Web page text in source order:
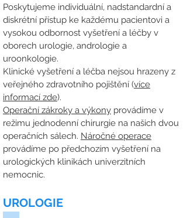
Poskytujeme individuální, nadstandardní a
diskrétní přístup ke každému pacientovi a
vysokou odbornost vyšetření a léčby v
oborech urologie, andrologie a
uroonkologie.
Klinické vyšetření a léčba nejsou hrazeny z
veřejného zdravotního pojištění (více
informací zde).
Operační zákroky a výkony provádíme v
režimu jednodenní chirurgie na našich dvou
operačních sálech. Náročné operace
provádíme po předchozím vyšetření na
urologických klinikách univerzitních
nemocnic.
UROLOGIE